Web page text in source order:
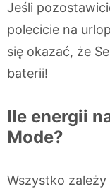
Jeśli
polecicie na
się okazać, że
baterii!
Ile energii
Mode?
Wszystko zależy